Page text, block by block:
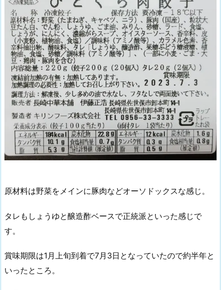
原材料は野菜をメインに豚肉などオーソドックスな感じ。
タレもしょうゆと醸造酢ベースで正統派といった感じで
す。
賞味期限は1月上旬到着で7月3日となっていたので約半年と
いったところ。